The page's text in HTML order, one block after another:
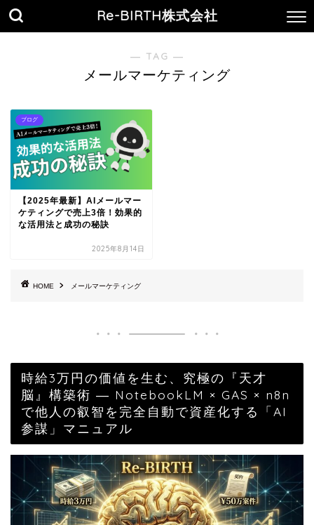
Re-BIRTH株式会社
― TAG ―
メールマーケティング
ブログ
【2025年最新】AIメールマー
ケティングで売上3倍！効果的
な活用法と成功の秘訣
2025年8月14日
HOME メールマーケティング
時給3万円の価値を生む、究極の『天才
脳』構築術 ― NotebookLM × GAS × n8n
で他人の叡智を完全自動で資産化する「AI
参謀」マニュアル